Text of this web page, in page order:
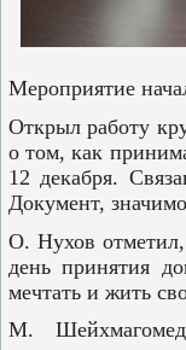
Мероприятие
Открыл работу
о том, как
12 декабря.
Документ,
О. Нухов
день принятия
мечтать и жить
М.